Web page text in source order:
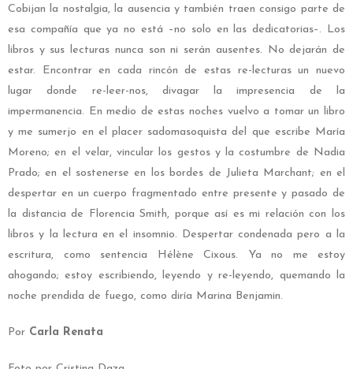
Cobijan la nostalgia, la ausencia y también traen consigo parte de
esa compañía que ya no está –no solo en las dedicatorias–. Los
libros y sus lecturas nunca son ni serán ausentes. No dejarán de
estar. Encontrar en cada rincón de estas re-lecturas un nuevo
lugar donde re-leer-nos, divagar la impresencia de la
impermanencia. En medio de estas noches vuelvo a tomar un libro
y me sumerjo en el placer sadomasoquista del que escribe María
Moreno; en el velar, vincular los gestos y la costumbre de Nadia
Prado; en el sostenerse en los bordes de Julieta Marchant; en el
despertar en un cuerpo fragmentado entre presente y pasado de
la distancia de Florencia Smith, porque así es mi relación con los
libros y la lectura en el insomnio. Despertar condenada pero a la
escritura, como sentencia Hélène Cixous. Ya no me estoy
ahogando; estoy escribiendo, leyendo y re-leyendo, quemando la
noche prendida de fuego, como diría Marina Benjamin.
Por Carla Renata